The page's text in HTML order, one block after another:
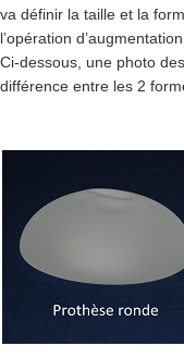
va définir la taille et la
l’opération d’augmentation.
Ci-dessous, une photo
différence entre les 2